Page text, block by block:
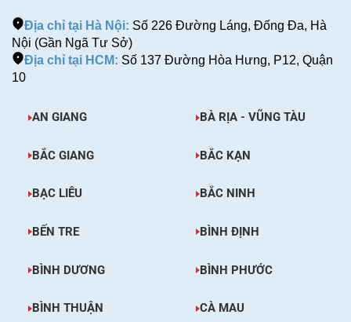
Địa chỉ tại Hà Nội: Số 226 Đường Láng, Đống Đa, Hà
Nội (Gần Ngã Tư Sở)
Địa chỉ tại HCM: Số 137 Đường Hòa Hưng, P12, Quận
10
AN GIANG BÀ RỊA - VŨNG TÀU
BẮC GIANG BẮC KẠN
BẠC LIÊU BẮC NINH
BẾN TRE BÌNH ĐỊNH
BÌNH DƯƠNG BÌNH PHƯỚC
BÌNH THUẬN CÀ MAU